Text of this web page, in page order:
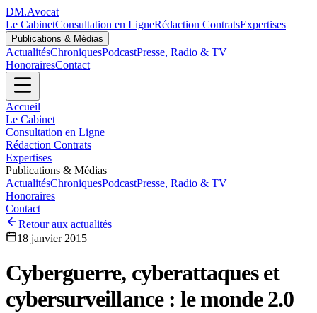
DM.Avocat
Le CabinetConsultation en LigneRédaction ContratsExpertises
Publications & Médias
ActualitésChroniquesPodcastPresse, Radio & TV
HonorairesContact
Accueil
Le Cabinet
Consultation en Ligne
Rédaction Contrats
Expertises
Publications & Médias
ActualitésChroniquesPodcastPresse, Radio & TV
Honoraires
Contact
Retour aux actualités
18 janvier 2015
Cyberguerre, cyberattaques et
cybersurveillance : le monde 2.0